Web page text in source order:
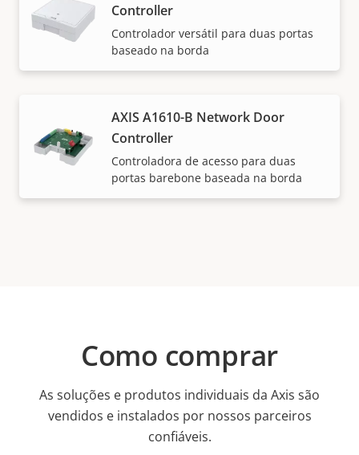
Controller
Controlador versátil para duas portas
baseado na borda
AXIS A1610-B Network Door
Controller
Controladora de acesso para duas
portas barebone baseada na borda
Como comprar
As soluções e produtos individuais da Axis são
vendidos e instalados por nossos parceiros
confiáveis.